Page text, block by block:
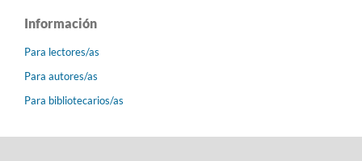
Información
Para lectores/as
Para autores/as
Para bibliotecarios/as